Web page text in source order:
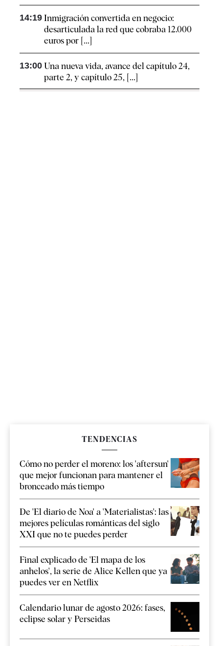
14:19 Inmigración convertida en negocio:
desarticulada la red que cobraba 12.000
euros por [...]
13:00 Una nueva vida, avance del capítulo 24,
parte 2, y capítulo 25, [...]
TENDENCIAS
Cómo no perder el moreno: los 'aftersun'
que mejor funcionan para mantener el
bronceado más tiempo
De 'El diario de Noa' a 'Materialistas': las
mejores películas románticas del siglo
XXI que no te puedes perder
Final explicado de 'El mapa de los
anhelos', la serie de Alice Kellen que ya
puedes ver en Netflix
Calendario lunar de agosto 2026: fases,
eclipse solar y Perseidas